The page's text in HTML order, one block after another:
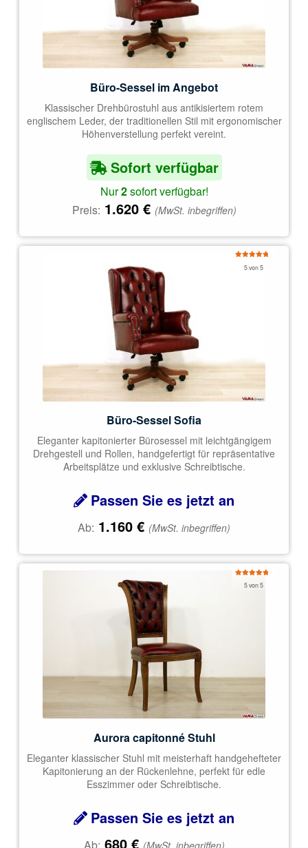
Büro-Sessel im Angebot
Klassischer Drehbürostuhl aus antikisiertem rotem
englischem Leder, der traditionellen Stil mit ergonomischer
Höhenverstellung perfekt vereint.
Sofort verfügbar
Nur2sofort verfügbar!
Preis: 1.620 € (MwSt. inbegriffen)
5 von 5
Büro-Sessel Sofia
Eleganter kapitonierter Bürosessel mit leichtgängigem
Drehgestell und Rollen, handgefertigt für repräsentative
Arbeitsplätze und exklusive Schreibtische.
Passen Sie es jetzt an
Ab: 1.160 € (MwSt. inbegriffen)
5 von 5
Aurora capitonné Stuhl
Eleganter klassischer Stuhl mit meisterhaft handgehefteter
Kapitonierung an der Rückenlehne, perfekt für edle
Esszimmer oder Schreibtische.
Passen Sie es jetzt an
Ab: 680 € (MwSt. inbegriffen)